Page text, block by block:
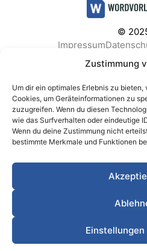
Zustimmung
Um dir ein optimales Erlebnis zu
Cookies, um Geräteinformationen zu
zuzugreifen. Wenn du diesen
wie das Surfverhalten oder eindeutige
Wenn du deine Zustimmung nicht
bestimmte Merkmale und Funktionen
Einstellungen
©
Impressum
Facebook
BELIEBTE
Berichte & Analysen Business
Gesundheit &
Meetings & Protokolle
Personal
Privat
Produktion &